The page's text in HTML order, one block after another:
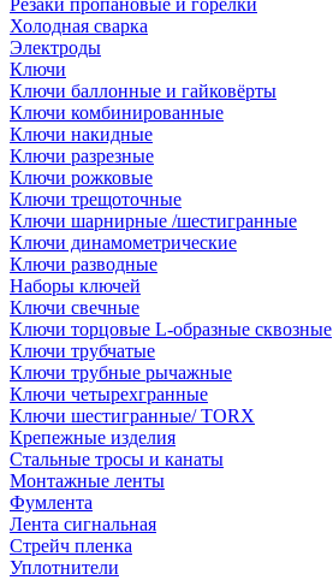
Резаки пропановые и горелки
Холодная сварка
Электроды
Ключи
Ключи баллонные и гайковёрты
Ключи комбинированные
Ключи накидные
Ключи разрезные
Ключи рожковые
Ключи трещоточные
Ключи шарнирные /шестигранные
Ключи динамометрические
Ключи разводные
Наборы ключей
Ключи свечные
Ключи торцовые L-образные сквозные
Ключи трубчатые
Ключи трубные рычажные
Ключи четырехгранные
Ключи шестигранные/ TORX
Крепежные изделия
Стальные тросы и канаты
Монтажные ленты
Фумлента
Лента сигнальная
Стрейч пленка
Уплотнители